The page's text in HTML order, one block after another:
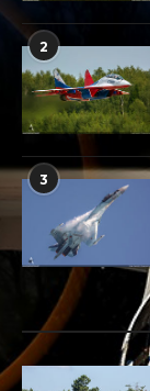
2
3